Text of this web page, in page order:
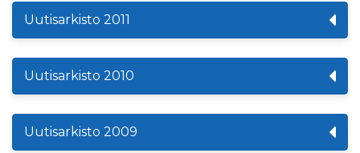
Uutisarkisto 2011
Uutisarkisto 2010
Uutisarkisto 2009